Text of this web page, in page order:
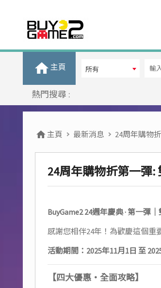
主頁 所有
熱門搜尋 :
主頁 最新消息 24周年購物
24周年購物折第一彈:
BuyGame2 24週年慶典 · 第一彈
感謝您相伴24年！為歡慶這個重
活動期間：2025年11月1日 至
【四大優惠・全面攻略】